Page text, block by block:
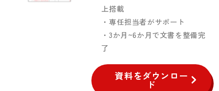
上搭載
・専任担当者がサポート
・3か月~6か月で文書を整備完
了
資料をダウンロー
ド